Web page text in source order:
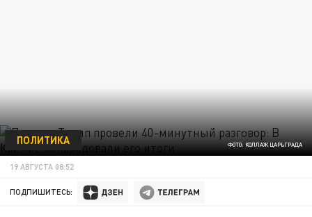
ФОТО: КОЛЛАЖ ЦАРЬГРАДА
ПОЛИТИКА
19 АВГУСТА 08:52
ПОДПИШИТЕСЬ: